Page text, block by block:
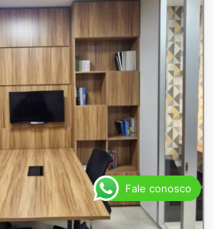
Fale conosco